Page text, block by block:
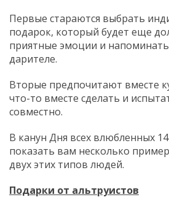
Первые стараются выбрать
подарок, который будет еще
приятные эмоции и
дарителе.
Вторые предпочитают вместе
что-то вместе сделать и
совместно.
В канун Дня всех влюбленных
показать вам несколько
двух этих типов людей.
Подарки от альтруистов